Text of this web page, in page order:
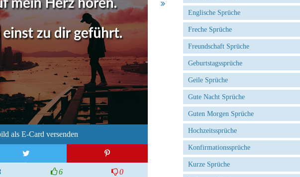
als E-Card versenden
6 0
Englische Sprüche
Freche Sprüche
Freundschaft Sprüche
Geburtstagssprüche
Geile Sprüche
Gute Nacht Sprüche
Guten Morgen Sprüche
Hochzeitssprüche
Konfirmationssprüche
Kurze Sprüche